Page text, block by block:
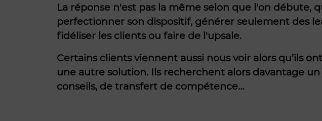
La réponse n'est pas la même selon que l'on débute,
perfectionner son dispositif, générer seulement des
fidéliser les clients ou faire de l'upsale.
Certains clients viennent aussi nous voir alors qu’ils
une autre solution. Ils recherchent alors davantage
conseils, de transfert de compétence…